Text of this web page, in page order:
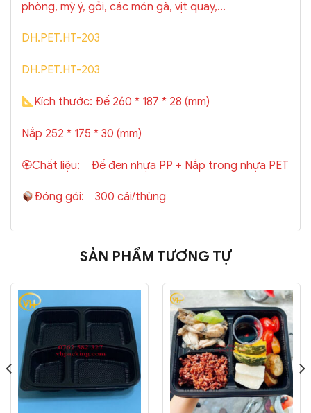
phòng, mỳ ý, gỏi, các món gà, vịt quay,…
DH.PET.HT-203
DH.PET.HT-203
Kích thước: Đế 260 * 187 * 28 (mm)
Nắp 252 * 175 * 30 (mm)
🏵Chất liệu: Đế đen nhựa PP + Nắp trong nhựa PET
Đóng gói: 300 cái/thùng
SẢN PHẨM TƯƠNG TỰ